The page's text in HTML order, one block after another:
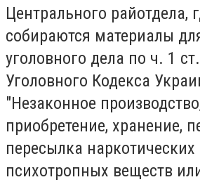
Центрального райотдела,
собираются материалы
уголовного дела по ч. 1
Уголовного Кодекса
"Незаконное
приобретение, хранение,
пересылка наркотических
психотропных веществ